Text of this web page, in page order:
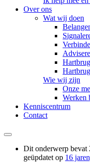
Over ons
Wat wij doen
Wie wij zijn
Onze
Werken
Kenniscentrum
Contact
Dit onderwerp bevat
geüpdatet op 16